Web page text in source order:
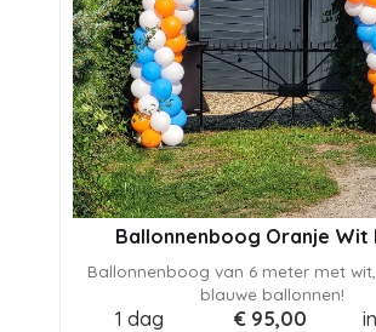
Ballonnenboog Oranje Wit
Ballonnenboog van 6 meter met
blauwe ballonnen!
1 dag € 95,00